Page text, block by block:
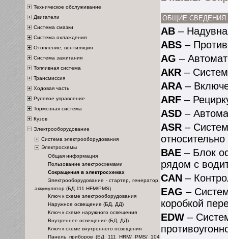
Техническое обслуживание
Двигатели
Система смазки
Система охлаждения
Отопление, вентиляция
Система зажигания
Топливная система
Трансмиссия
Ходовая часть
Рулевое управление
Тормозная система
Кузов
Электрооборудование
Система электрооборудования
Электросхемы
Общая информация
Пользование электросхемами
Сокращения в электросхемах
Электрооборудование - стартер, генератор,
аккумулятор (БД 111 HFM/PMS)
Ключ к схеме электрооборудования
Наружное освещение (БД, ДД)
Ключ к схеме наружного освещения
Внутреннее освещение (БД, ДД)
Ключ к схеме внутреннего освещения
Панель приборов (БД 111 HRM/ PMS/ 104
ОБЩИЕ СВЕДЕНИЯ
АВ –
ABS –
АG –
АКR –
ARA –
ARF –
ASD –
ASR –
ВАЕ – Блок
рядом с
CAN –
EAG –
коробкой
EDW –